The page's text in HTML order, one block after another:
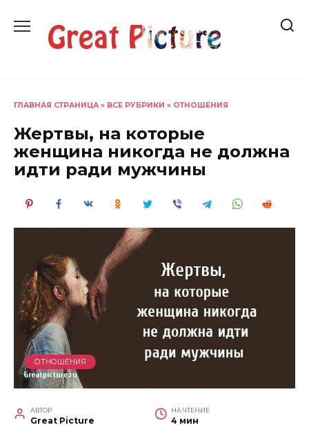
содержанию
ГЛАВНАЯ СТРАНИЦА » ВСЕ РУБРИКИ » ОТНОШЕНИЯ
Жертвы, на которые
женщина никогда не должна
идти ради мужчины
ОТНОШЕНИЯ
АВТОР
Great Picture
НА ЧТЕНИЕ
4 мин